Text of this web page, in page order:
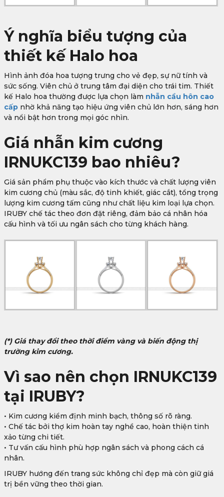
Ý nghĩa biểu tượng của
thiết kế Halo hoa
Hình ảnh đóa hoa tượng trưng cho vẻ đẹp, sự nữ tính và
sức sống. Viên chủ ở trung tâm đại diện cho trái tim. Thiết
kế Halo hoa thường được lựa chọn làm nhẫn cầu hôn cao
cấp nhờ khả năng tạo hiệu ứng viên chủ lớn hơn, sáng hơn
và nổi bật hơn trong mọi góc nhìn.
Giá nhẫn kim cương
IRNUKC139 bao nhiêu?
Giá sản phẩm phụ thuộc vào kích thước và chất lượng viên
kim cương chủ (màu sắc, độ tinh khiết, giác cắt), tổng trọng
lượng kim cương tấm cũng như chất liệu kim loại lựa chọn.
IRUBY chế tác theo đơn đặt riêng, đảm bảo cá nhân hóa
cấu hình và tối ưu ngân sách cho từng khách hàng.
(*) Giá thay đổi theo thời điểm vàng và biến động thị
trường kim cương.
Vì sao nên chọn IRNUKC139
tại IRUBY?
• Kim cương kiểm định minh bạch, thông số rõ ràng.
• Chế tác bởi thợ kim hoàn tay nghề cao, hoàn thiện tinh
xảo từng chi tiết.
• Tư vấn cấu hình phù hợp ngân sách và phong cách cá
nhân.
IRUBY hướng đến trang sức không chỉ đẹp mà còn giữ giá
trị bền vững theo thời gian.